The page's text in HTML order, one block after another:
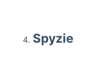
Spyzie